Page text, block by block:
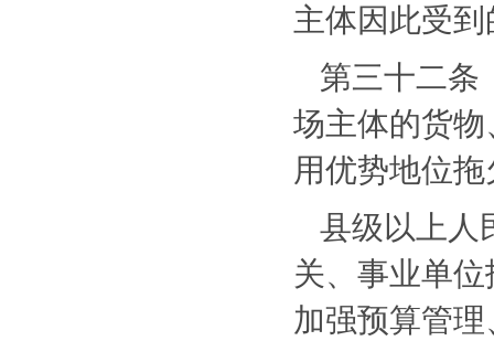
主体因此受
第三十二
场主体的货
用优势地位
县级以上人
关、事业单
加强预算管